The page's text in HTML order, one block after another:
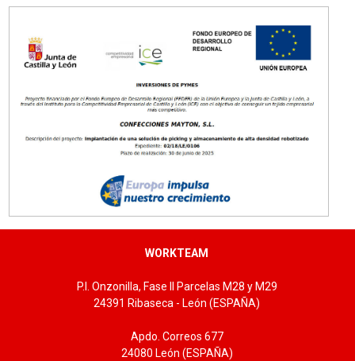
WORKTEAM
P.I. Onzonilla, Fase II Parcelas M28 y M29
24391 Ribaseca - León (ESPAÑA)
Apdo. Correos 677
24080 León (ESPAÑA)